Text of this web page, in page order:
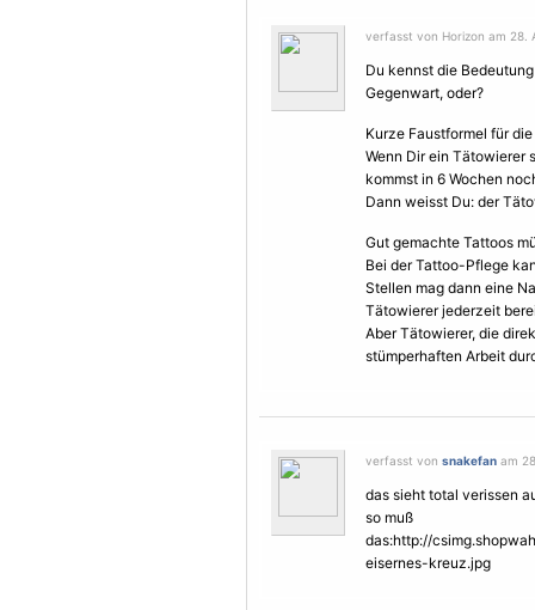
verfasst von Horizon am 28.
Du kennst die
Gegenwart, oder?
Kurze Faustformel für
Wenn Dir ein Tätowierer
kommst in 6 Wochen
Dann weisst Du: der
Gut gemachte Tattoos
Bei der Tattoo-Pflege
Stellen mag dann eine
Tätowierer jederzeit
Aber Tätowierer, die
stümperhaften Arbeit
verfasst von snakefan am
das sieht total verissen
so muß
das:http://
eisernes-kreuz.jpg